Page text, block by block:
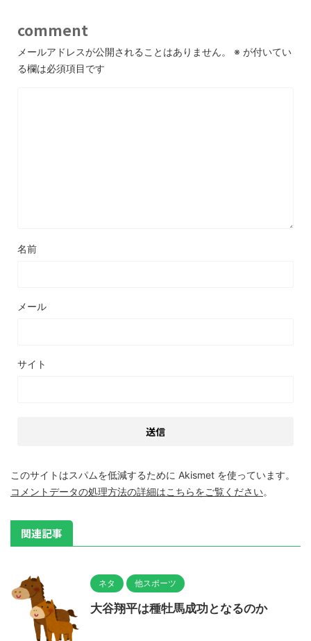
comment
メールアドレスが公開されることはありません。 ※ が付いてい
る欄は必須項目です
名前
メール
サイト
このサイトはスパムを低減するために Akismet を使っています。
コメントデータの処理方法の詳細はこちらをご覧ください。
関連記事
ネタ 他スポーツ
大谷翔平は種牡馬成功となるのか